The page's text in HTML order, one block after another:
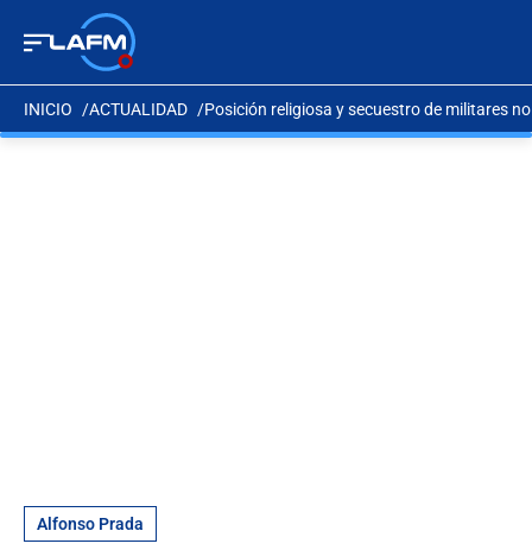
INICIO ACTUALIDAD Posición religiosa y secuestro de militares
Alfonso Prada